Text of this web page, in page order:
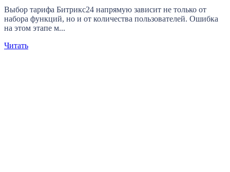
Выбор тарифа Битрикс24 напрямую зависит не только от
набора функций, но и от количества пользователей. Ошибка
на этом этапе м...
Читать